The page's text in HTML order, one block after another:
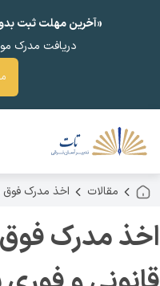
«آخرین مهلت ثبت
دریافت مدرک مورد
مقالات اخذ مدرک فوق
اخذ مدرک فوق